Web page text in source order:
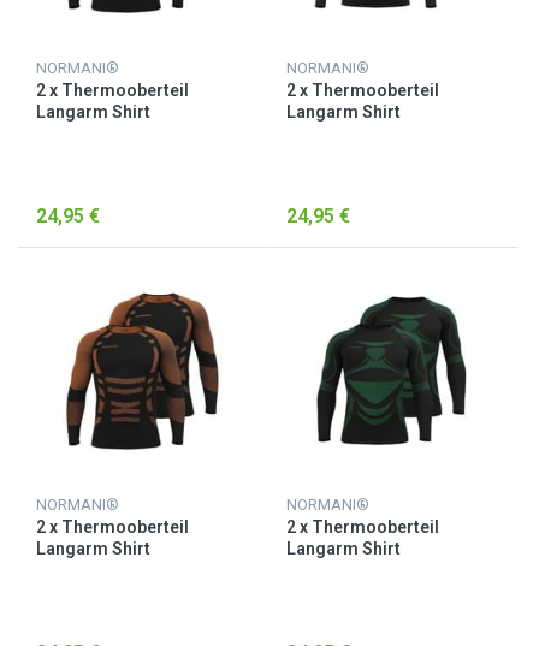
NORMANI®
2 x Thermooberteil
Langarm Shirt
24,95 €
NORMANI®
2 x Thermooberteil
Langarm Shirt
24,95 €
NORMANI®
2 x Thermooberteil
Langarm Shirt
NORMANI®
2 x Thermooberteil
Langarm Shirt